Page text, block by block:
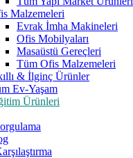
Malzemeleri
Evrak İmha Makineleri
Ofis Mobilyaları
Masaüstü Gereçleri
Tüm Ofis Malzemeleri
& İlginç Ürünler
Ev-Yaşam
Ürünleri